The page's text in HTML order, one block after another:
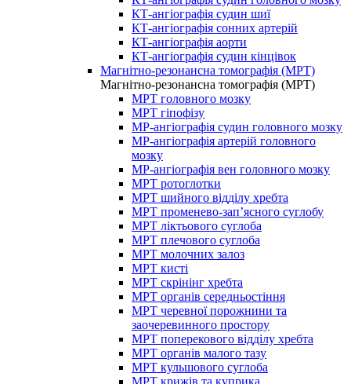
КТ-ангіографія судин шиї
КТ-ангіографія сонних артерій
КТ-ангіографія аорти
КТ-ангіографія судин кінцівок
Магнітно-резонансна томографія (МРТ)
Магнітно-резонансна томографія (МРТ)
МРТ головного мозку
МРТ гіпофізу
МР-ангіографія судин головного мозку
МР-ангіографія артерій головного
мозку
МР-ангіографія вен головного мозку
МРТ ротоглотки
МРТ шийного відділу хребта
МРТ променево-зап’ясного суглобу
МРТ ліктьового суглоба
МРТ плечового суглоба
МРТ молочних залоз
МРТ кисті
МРТ скрінінг хребта
МРТ органів середньостіння
МРТ черевної порожнини та
заочеревинного простору
МРТ поперекового відділу хребта
МРТ органів малого тазу
МРТ кульшового суглоба
МРТ крижів та куприка